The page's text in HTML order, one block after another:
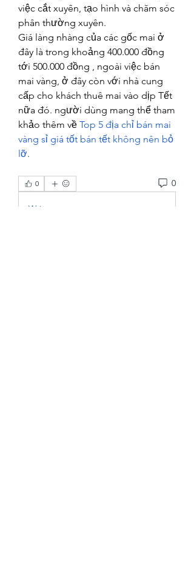
việc cắt xuyên, tạo hình và chăm sóc
phân thường xuyên.
Giá làng nhàng của các gốc mai ở
đây là trong khoảng 400.000 đồng
tới 500.000 đồng , ngoài việc bán
mai vàng, ở đây còn với nhà cung
cấp cho khách thuê mai vào dịp Tết
nữa đó. người dùng mang thể tham
khảo thêm về Top 5 địa chỉ bán mai
vàng sỉ giá tốt bán tết không nên bỏ
lỡ.
0 0
Write a comment...